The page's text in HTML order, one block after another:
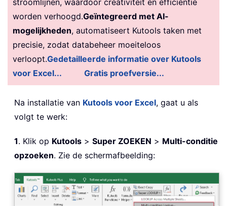
worden verhoogd.Geïntegreerd met AI-
mogelijkheden, automatiseert Kutools taken met
precisie, zodat databeheer moeiteloos
verloopt.Gedetailleerde informatie over Kutools
voor Excel...
Gratis proefversie...
Na installatie van Kutools voor Excel, gaat u als
volgt te werk:
1. Klik op Kutools > Super ZOEKEN > Multi-conditie
opzoeken. Zie de schermafbeelding: